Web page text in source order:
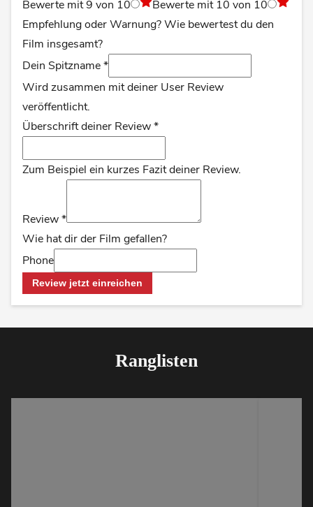
Bewerte mit 9 von 10
Bewerte mit 10 von 10
Empfehlung oder Warnung? Wie bewertest du den
Film insgesamt?
Dein Spitzname*
Wird zusammen mit deiner User Review
veröffentlicht.
Überschrift deiner Review*
Zum Beispiel ein kurzes Fazit deiner Review.
Review*
Wie hat dir der Film gefallen?
Phone
Review jetzt einreichen
Ranglisten